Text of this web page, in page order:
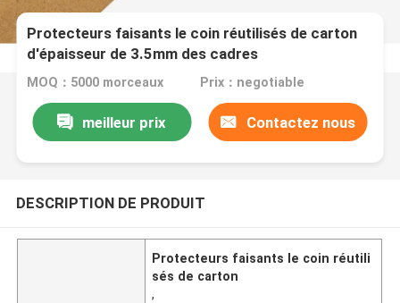
Protecteurs faisants le coin réutilisés de carton
d'épaisseur de 3.5mm des cadres
MOQ：5000 morceaux Prix：negotiable
meilleur prix Contactez nous
DESCRIPTION DE PRODUIT
Protecteurs faisants le coin réutili
sés de carton
,